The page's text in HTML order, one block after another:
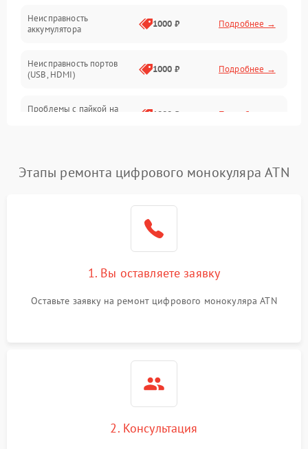
Неисправность
аккумулятора
1000 ₽ Подробнее →
Неисправность портов
(USB, HDMI)
1000 ₽ Подробнее →
Проблемы с пайкой на
1000 ₽ Подробнее →
500 ₽
1500 ₽
изображения
1000 ₽ Подробнее →
2000 ₽
Проблемы с заземлением 1000 ₽
Этапы ремонта цифрового монокуляра ATN
1. Вы оставляете заявку
Оставьте заявку на ремонт цифрового монокуляра ATN
2. Консультация